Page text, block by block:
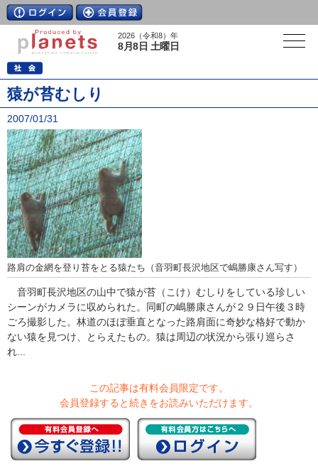
2026（令和8）年
8月8日 土曜日
猿が苔むしり
2007/01/31
路肩の金網を登り苔をとる猿たち（音羽町長沢地区で嶋勝康さん写す）
音羽町長沢地区の山中で猿が苔（こけ）むしりをしている珍しい
シーンがカメラに収められた。同町の嶋勝康さんが２９日午後３時
ごろ撮影した。林道のほぼ垂直となった路肩面に奇妙な格好で動か
ない猿を見つけ、とらえたもの。猿は周辺の状況から張り巡らさ
れ...
この記事は有料会員限定です。
会員登録すると続きをお読みいただけます。